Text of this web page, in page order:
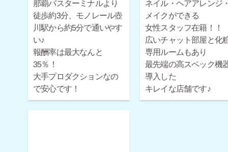
那覇バスターミナルより
徒歩約3分、モノレール壺
川駅から約5分で通いやす
い♪
報酬率は最大なんと
35％！
大手プロダクションなの
で安心です！
ネイル・ヘアアレンジ
メイクができる
女性スタッフ在籍！！
広いチャット部屋と化
専用ルームもあり
最先端の高スペック機
導入した
キレイな店舗です♪